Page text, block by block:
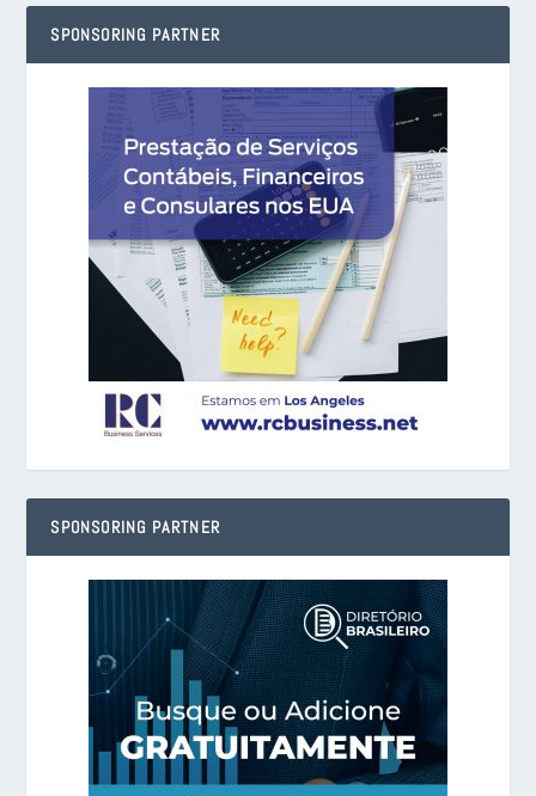
SPONSORING PARTNER
SPONSORING PARTNER